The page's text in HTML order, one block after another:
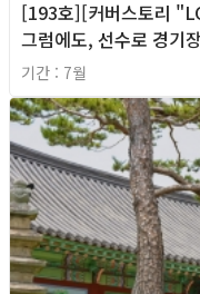
[193호][커버스토리
그럼에도, 선수로 경기
기간 : 7월